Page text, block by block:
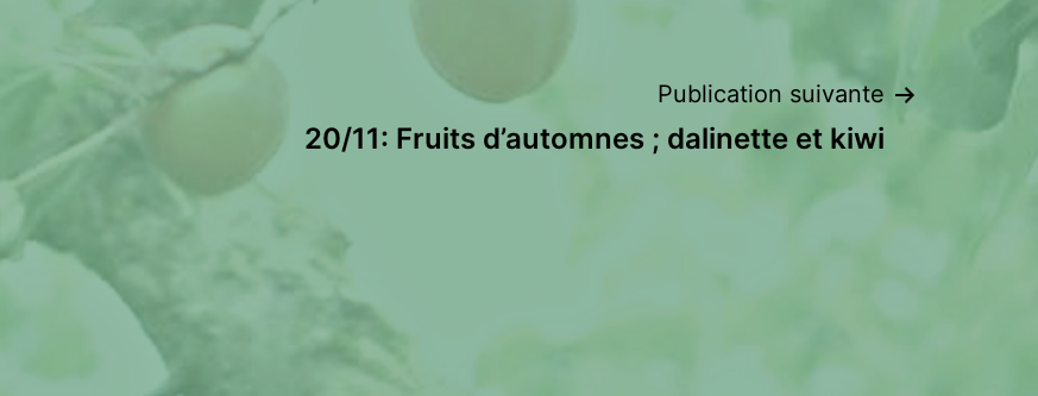
Publication suivante
20/11: Fruits d’automnes ; dalinette et kiwi